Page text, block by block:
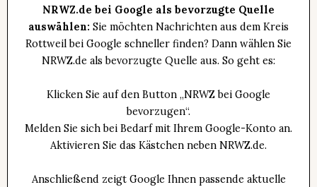
NRWZ.de bei Google als bevorzugte Quelle
auswählen: Sie möchten Nachrichten aus dem Kreis
Rottweil bei Google schneller finden? Dann wählen Sie
NRWZ.de als bevorzugte Quelle aus. So geht es:
Klicken Sie auf den Button „NRWZ bei Google
bevorzugen“.
Melden Sie sich bei Bedarf mit Ihrem Google-Konto an.
Aktivieren Sie das Kästchen neben NRWZ.de.
Anschließend zeigt Google Ihnen passende aktuelle